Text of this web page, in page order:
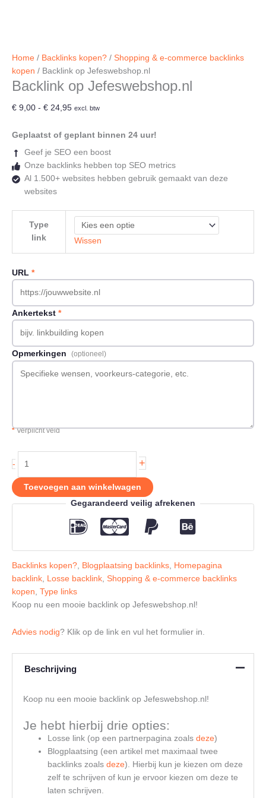
Home / Backlinks kopen? / Shopping & e-commerce backlinks
kopen / Backlink op Jefeswebshop.nl
Backlink op Jefeswebshop.nl
€ 9,00 - € 24,95Prijsklasse:
tot
excl. btw
Geplaatst of geplant binnen 24 uur!
Geef je SEO een boost
Onze backlinks hebben top SEO metrics
Al 1.500+ websites hebben gebruik gemaakt van deze
websites
Type
link
Wissen
URL *
Ankertekst *
Opmerkingen (optioneel)
*Verplicht veld
-
Jefeswebshop.nl
aantal
+
Toevoegen aan winkelwagen
Gegarandeerd veilig afrekenen
Backlinks kopen? Blogplaatsing backlinks
Homepagina
backlink
Losse backlink Shopping & e-commerce backlinks
kopen Type links
Koop nu een mooie backlink op Jefeswebshop.nl!
Advies nodig? Klik op de link en vul het formulier in.
Beschrijving
Koop nu een mooie backlink op Jefeswebshop.nl!
Je hebt hierbij drie opties:
Losse link (op een partnerpagina zoals deze)
Blogplaatsing (een artikel met maximaal twee
backlinks zoals deze). Hierbij kun je kiezen om deze
zelf te schrijven of kun je ervoor kiezen om deze te
laten schrijven.